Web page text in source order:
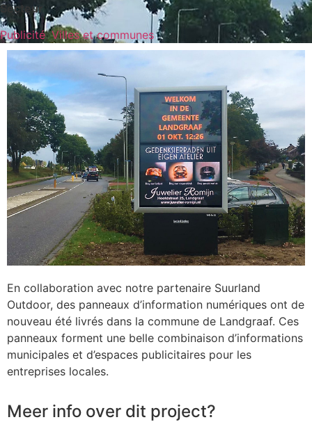
Secteur
Publicité,Villes et communes
En collaboration avec notre partenaire Suurland
Outdoor, des panneaux d’information numériques ont de
nouveau été livrés dans la commune de Landgraaf. Ces
panneaux forment une belle combinaison d’informations
municipales et d’espaces publicitaires pour les
entreprises locales.
Meer info over dit project?